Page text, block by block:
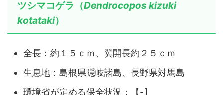
ツシマコゲラ（Dendrocopos kizuki
kotataki）
全長：約１５ｃｍ、翼開長約２５ｃｍ
生息地：島根県隠岐諸島、長野県対馬島
環境省が定める保全状況：【-】